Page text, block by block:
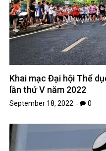
Khai mạc Đại hội Thể
lần thứ V năm 2022
September 18, 2022 0